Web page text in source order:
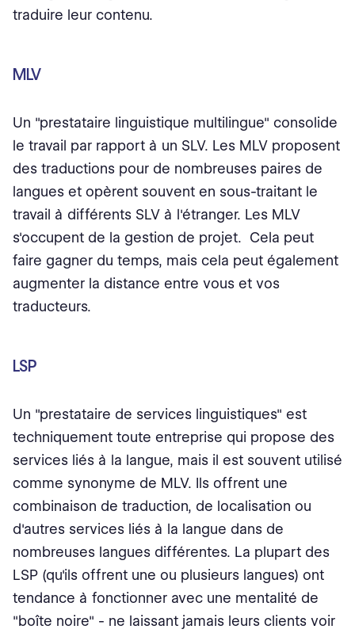
traduire leur contenu.
MLV
Un "prestataire linguistique multilingue" consolide
le travail par rapport à un SLV. Les MLV proposent
des traductions pour de nombreuses paires de
langues et opèrent souvent en sous-traitant le
travail à différents SLV à l'étranger. Les MLV
s'occupent de la gestion de projet. Cela peut
faire gagner du temps, mais cela peut également
augmenter la distance entre vous et vos
traducteurs.
LSP
Un "prestataire de services linguistiques" est
techniquement toute entreprise qui propose des
services liés à la langue, mais il est souvent utilisé
comme synonyme de MLV. Ils offrent une
combinaison de traduction, de localisation ou
d'autres services liés à la langue dans de
nombreuses langues différentes. La plupart des
LSP (qu'ils offrent une ou plusieurs langues) ont
tendance à fonctionner avec une mentalité de
"boîte noire" - ne laissant jamais leurs clients voir